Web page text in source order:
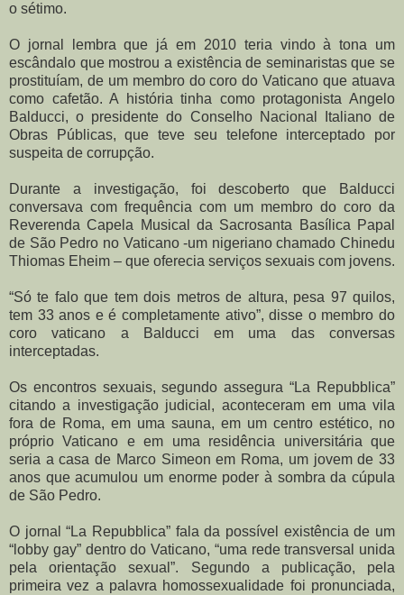
o sétimo.
O jornal lembra que já em 2010 teria vindo à tona um
escândalo que mostrou a existência de seminaristas que se
prostituíam, de um membro do coro do Vaticano que atuava
como cafetão. A história tinha como protagonista Angelo
Balducci, o presidente do Conselho Nacional Italiano de
Obras Públicas, que teve seu telefone interceptado por
suspeita de corrupção.
Durante a investigação, foi descoberto que Balducci
conversava com frequência com um membro do coro da
Reverenda Capela Musical da Sacrosanta Basílica Papal
de São Pedro no Vaticano -um nigeriano chamado Chinedu
Thiomas Eheim – que oferecia serviços sexuais com jovens.
“Só te falo que tem dois metros de altura, pesa 97 quilos,
tem 33 anos e é completamente ativo”, disse o membro do
coro vaticano a Balducci em uma das conversas
interceptadas.
Os encontros sexuais, segundo assegura “La Repubblica”
citando a investigação judicial, aconteceram em uma vila
fora de Roma, em uma sauna, em um centro estético, no
próprio Vaticano e em uma residência universitária que
seria a casa de Marco Simeon em Roma, um jovem de 33
anos que acumulou um enorme poder à sombra da cúpula
de São Pedro.
O jornal “La Repubblica” fala da possível existência de um
“lobby gay” dentro do Vaticano, “uma rede transversal unida
pela orientação sexual”. Segundo a publicação, pela
primeira vez a palavra homossexualidade foi pronunciada,